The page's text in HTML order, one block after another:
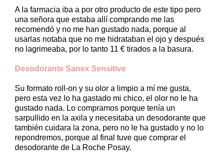
A la farmacia iba a por otro producto de este tipo pero
una señora que estaba allí comprando me las
recomendó y no me han gustado nada, porque al
usarlas notaba que no me hidrataban el ojo y después
no lagrimeaba, por lo tanto 11 € tirados a la basura.
Desodorante Sanex Sensitive
Su formato roll-on y su olor a limpio a mí me gusta,
pero esta vez lo ha gastado mi chico, el olor no le ha
gustado nada. Lo compramos porque tenía un
sarpullido en la axila y necesitaba un desodorante que
también cuidara la zona, pero no le ha gustado y no lo
repondremos, porque al final tuve que comprar el
desodorante de La Roche Posay.